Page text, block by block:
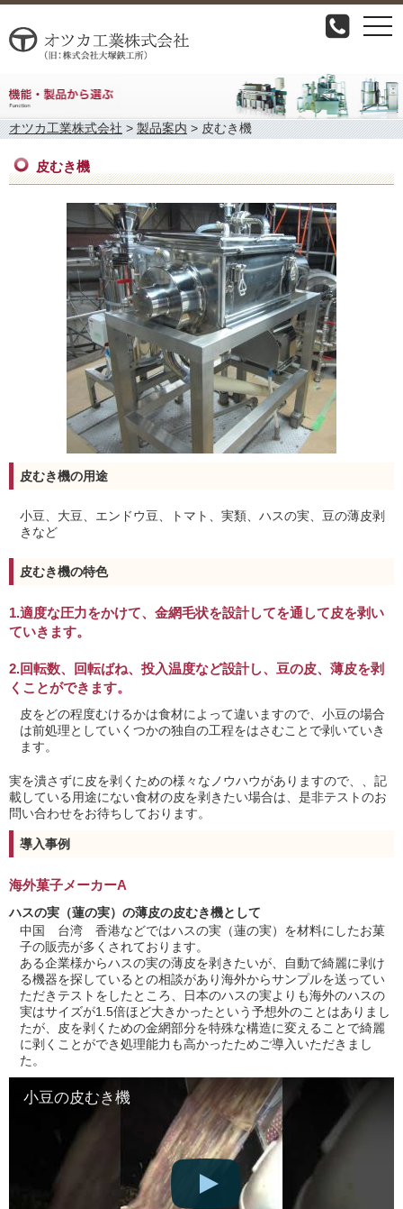
オツカ工業株式会社 > 製品案内 > 皮むき機
皮むき機
皮むき機の用途
小豆、大豆、エンドウ豆、トマト、実類、ハスの実、豆の薄皮剥
きなど
皮むき機の特色
1.適度な圧力をかけて、金網毛状を設計してを通して皮を剥い
ていきます。
2.回転数、回転ばね、投入温度など設計し、豆の皮、薄皮を剥
くことができます。
皮をどの程度むけるかは食材によって違いますので、小豆の場合
は前処理としていくつかの独自の工程をはさむことで剥いていき
ます。
実を潰さずに皮を剥くための様々なノウハウがありますので、、記
載している用途にない食材の皮を剥きたい場合は、是非テストのお
問い合わせをお待ちしております。
導入事例
海外菓子メーカーA
ハスの実（蓮の実）の薄皮の皮むき機として
中国 台湾 香港などではハスの実（蓮の実）を材料にしたお菓
子の販売が多くされております。
ある企業様からハスの実の薄皮を剥きたいが、自動で綺麗に剥け
る機器を探しているとの相談があり海外からサンプルを送ってい
ただきテストをしたところ、日本のハスの実よりも海外のハスの
実はサイズが1.5倍ほど大きかったという予想外のことはありまし
たが、皮を剥くための金網部分を特殊な構造に変えることで綺麗
に剥くことができ処理能力も高かったためご導入いただきまし
た。
小豆の皮むき機